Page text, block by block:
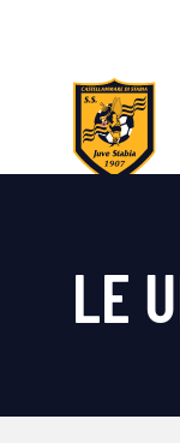
LE